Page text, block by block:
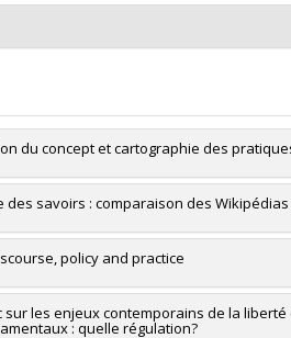
du concept et cartographie des
en sciences humaines du
Savoir
savoirs : comparaison des
Loustau
en sciences humaines du
Savoir
policy and practice
Shtern,Sophie Toupin
les enjeux contemporains de la
: quelle régulation?